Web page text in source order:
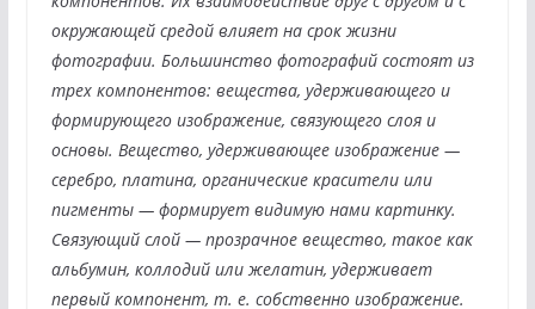
окружающей средой влияет на срок жизни
фотографии. Большинство фотографий состоят из
трех компонентов: вещества, удерживающего и
формирующего изображение, связующего слоя и
основы. Вещество, удерживающее изображение —
серебро, платина, органические красители или
пигменты — формирует видимую нами картинку.
Связующий слой — прозрачное вещество, такое как
альбумин, коллодий или желатин, удерживает
первый компонент, т. е. собственно изображение.